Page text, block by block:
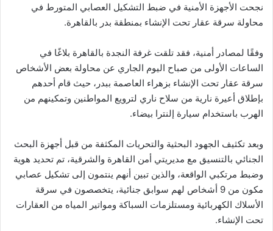
نجحت الأجهزة الأمنية في ضبط التشكيل العصابي المتورط في
محاولة سرقة عقار تحت الإنشاء بمنطقة بدر بالقاهرة.
وفقًا لمصادر أمنية، فقد تلقت غرفة النجدة بالقاهرة بلاغًا في
الساعات الأولى من صباح اليوم الجاري عن محاولة بعض الأشخاص
سرقة عقار تحت الإنشاء بزهراء العاصمة ببدر، حيث قام أحدهم
بإطلاق أعيرة نارية من سلاح ناري لترويع المواطنين وتمكينهم من
الهرب باستخدام سيارة إلنترا بيضاء.
وبعد تكثيف الجهود البحثية والتحريات المكثفة من قبل أجهزة البحث
الجنائي بالتنسيق مع مديريتي أمن القاهرة والشرقية، تم تحديد هوية
وضبط مرتكبي الواقعة، والذين تبين أنهم ينتمون إلى تشكيل عصابي
مكون من 9 أشخاص لهم سوابق جنائية، يتخصصون في سرقة
الأسلاك الكهربائية ومستلزمات السباكة ومواتير المياه من العقارات
تحت الإنشاء.